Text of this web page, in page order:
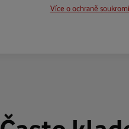
Více o ochraně